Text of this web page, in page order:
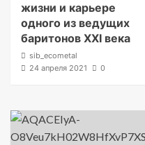
жизни и карьере
одного из ведущих
баритонов XXI века
sib_ecometal
24 апреля 2021
0